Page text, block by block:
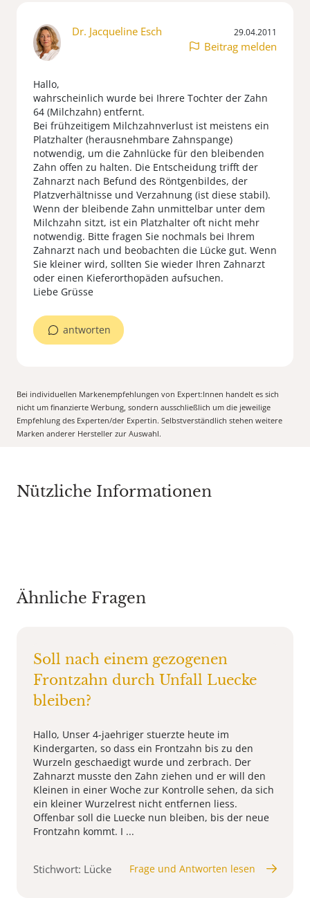
Dr. Jacqueline Esch 29.04.2011
Beitrag melden
Hallo,
wahrscheinlich wurde bei Ihrere Tochter der Zahn
64 (Milchzahn) entfernt.
Bei frühzeitigem Milchzahnverlust ist meistens ein
Platzhalter (herausnehmbare Zahnspange)
notwendig, um die Zahnlücke für den bleibenden
Zahn offen zu halten. Die Entscheidung trifft der
Zahnarzt nach Befund des Röntgenbildes, der
Platzverhältnisse und Verzahnung (ist diese stabil).
Wenn der bleibende Zahn unmittelbar unter dem
Milchzahn sitzt, ist ein Platzhalter oft nicht mehr
notwendig. Bitte fragen Sie nochmals bei Ihrem
Zahnarzt nach und beobachten die Lücke gut. Wenn
Sie kleiner wird, sollten Sie wieder Ihren Zahnarzt
oder einen Kieferorthopäden aufsuchen.
Liebe Grüsse
antworten
Bei individuellen Markenempfehlungen von Expert:Innen handelt es sich
nicht um finanzierte Werbung, sondern ausschließlich um die jeweilige
Empfehlung des Experten/der Expertin. Selbstverständlich stehen weitere
Marken anderer Hersteller zur Auswahl.
Nützliche Informationen
Ähnliche Fragen
Soll nach einem gezogenen
Frontzahn durch Unfall Luecke
bleiben?
Hallo, Unser 4-jaehriger stuerzte heute im
Kindergarten, so dass ein Frontzahn bis zu den
Wurzeln geschaedigt wurde und zerbrach. Der
Zahnarzt musste den Zahn ziehen und er will den
Kleinen in einer Woche zur Kontrolle sehen, da sich
ein kleiner Wurzelrest nicht entfernen liess.
Offenbar soll die Luecke nun bleiben, bis der neue
Frontzahn kommt. I ...
Stichwort: Lücke Frage und Antworten lesen